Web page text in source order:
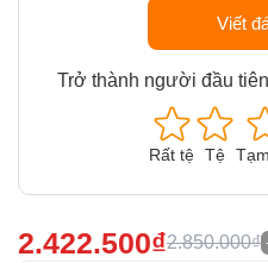
Viết
Trở thành người đầu
Rất tệ Tệ
2.422.500₫2.850.000₫